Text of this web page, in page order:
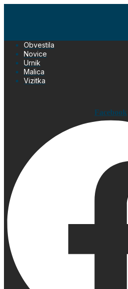
Obvestila
Novice
Urnik
Malica
Vizitka
Facebook